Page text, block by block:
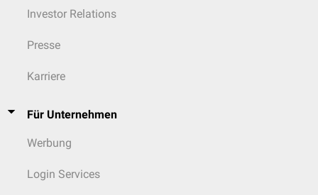
Investor Relations
Presse
Karriere
Für Unternehmen
Werbung
Login Services